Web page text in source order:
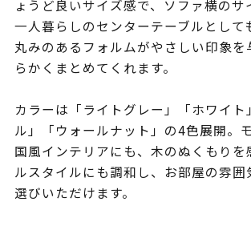
ょうど良いサイズ感で、ソファ横のサ
一人暮らしのセンターテーブルとして
丸みのあるフォルムがやさしい印象を
らかくまとめてくれます。
カラーは「ライトグレー」「ホワイト
ル」「ウォールナット」の4色展開。
国風インテリアにも、木のぬくもりを
ルスタイルにも調和し、お部屋の雰
選びいただけます。